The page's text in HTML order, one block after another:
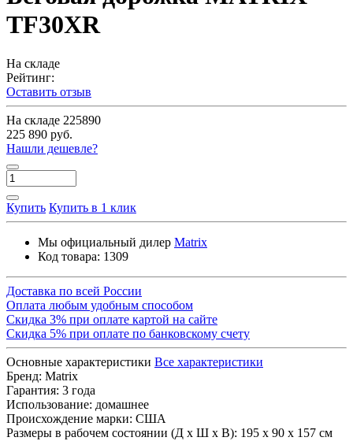
TF30XR
На складе
Рейтинг:
Оставить отзыв
На складе 225890
225 890 руб.
Нашли дешевле?
Купить Купить в 1 клик
Мы официальный дилер Matrix
Код товара: 1309
Доставка по всей России
Оплата любым удобным способом
Скидка 3% при оплате картой на сайте
Скидка 5% при оплате по банковскому счету
Основные характеристики Все характеристики
Бренд: Matrix
Гарантия: 3 года
Использование: домашнее
Происхождение марки: США
Размеры в рабочем состоянии (Д х Ш х В): 195 x 90 x 157 см